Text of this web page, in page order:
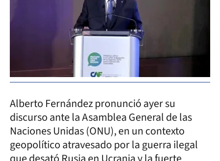
Alberto Fernández pronunció ayer su
discurso ante la Asamblea General de las
Naciones Unidas (ONU), en un contexto
geopolítico atravesado por la guerra ilegal